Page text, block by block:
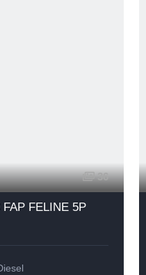
36
FELINE 5P